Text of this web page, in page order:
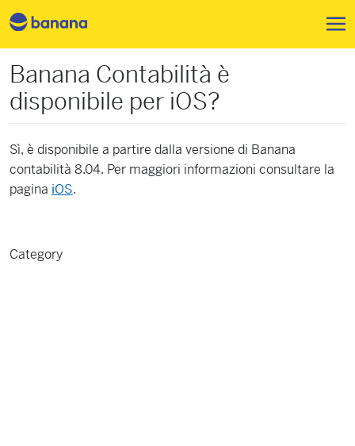
Banana Contabilità è
disponibile per iOS?
Sì, è disponibile a partire dalla versione di Banana
contabilità 8.04. Per maggiori informazioni consultare la
pagina iOS.
Category